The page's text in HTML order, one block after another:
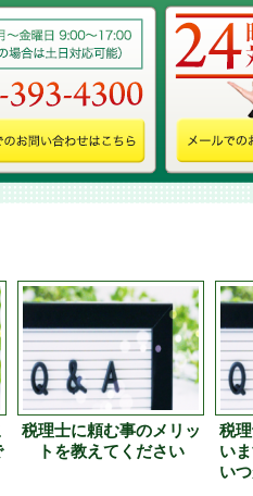
税理士に頼む事のメリッ
トを教えてください
税
い
い